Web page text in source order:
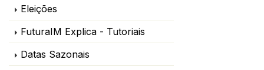
Eleições
FuturaIM Explica - Tutoriais
Datas Sazonais